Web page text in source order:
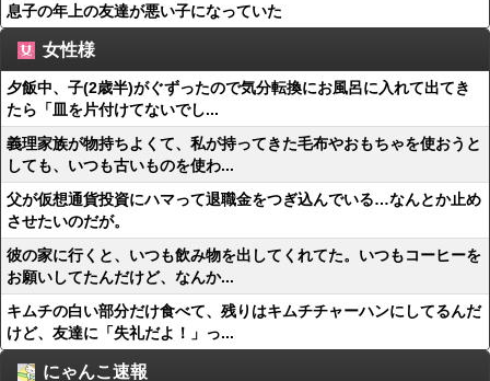
息子の年上の友達が悪い子になっていた
女性様
夕飯中、子(2歳半)がぐずったので気分転換にお風呂に入れて出てき
たら「皿を片付けてないでし...
義理家族が物持ちよくて、私が持ってきた毛布やおもちゃを使おうと
しても、いつも古いものを使わ...
父が仮想通貨投資にハマって退職金をつぎ込んでいる…なんとか止め
させたいのだが。
彼の家に行くと、いつも飲み物を出してくれてた。いつもコーヒーを
お願いしてたんだけど、なんか...
キムチの白い部分だけ食べて、残りはキムチチャーハンにしてるんだ
けど、友達に「失礼だよ！」っ...
にゃんこ速報